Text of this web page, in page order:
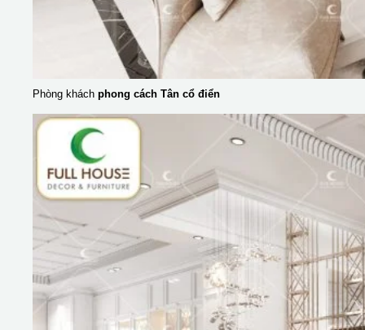
Phòng khách phong cách Tân cổ điển